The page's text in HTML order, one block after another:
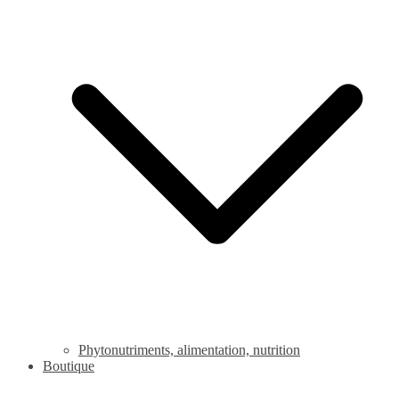
Phytonutriments, alimentation, nutrition
Boutique